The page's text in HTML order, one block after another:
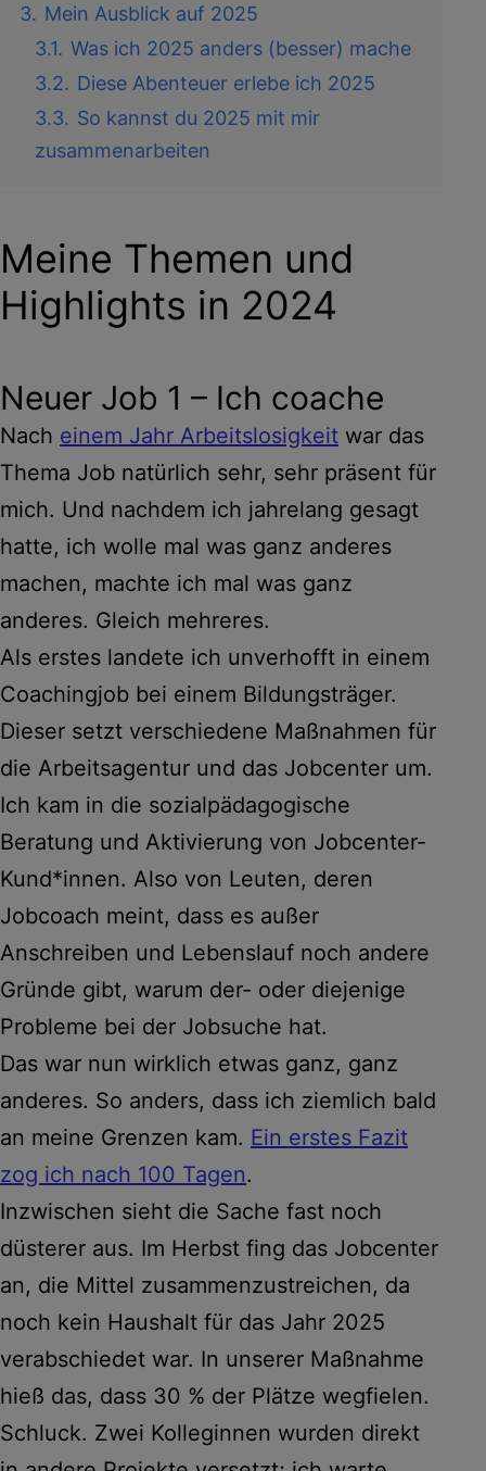
3. Mein Ausblick auf 2025
3.1. Was ich 2025 anders (besser) mache
3.2. Diese Abenteuer erlebe ich 2025
3.3. So kannst du 2025 mit mir
zusammenarbeiten
Meine Themen und
Highlights in 2024
Neuer Job 1 – Ich coache
Nach einem Jahr Arbeitslosigkeit war das
Thema Job natürlich sehr, sehr präsent für
mich. Und nachdem ich jahrelang gesagt
hatte, ich wolle mal was ganz anderes
machen, machte ich mal was ganz
anderes. Gleich mehreres.
Als erstes landete ich unverhofft in einem
Coachingjob bei einem Bildungsträger.
Dieser setzt verschiedene Maßnahmen für
die Arbeitsagentur und das Jobcenter um.
Ich kam in die sozialpädagogische
Beratung und Aktivierung von Jobcenter-
Kund*innen. Also von Leuten, deren
Jobcoach meint, dass es außer
Anschreiben und Lebenslauf noch andere
Gründe gibt, warum der- oder diejenige
Probleme bei der Jobsuche hat.
Das war nun wirklich etwas ganz, ganz
anderes. So anders, dass ich ziemlich bald
an meine Grenzen kam. Ein erstes Fazit
zog ich nach 100 Tagen.
Inzwischen sieht die Sache fast noch
düsterer aus. Im Herbst fing das Jobcenter
an, die Mittel zusammenzustreichen, da
noch kein Haushalt für das Jahr 2025
verabschiedet war. In unserer Maßnahme
hieß das, dass 30 % der Plätze wegfielen.
Schluck. Zwei Kolleginnen wurden direkt